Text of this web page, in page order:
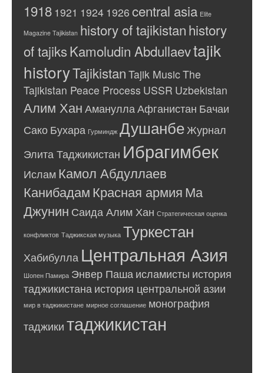
1918 1921 1924 1926 central asia Elite
Magazine Tajikistan history of tajikistanhistory
of tajiksKamoludin Abdullaevtajik
historyTajikistan Tajik MusicThe
Tajikistan Peace Process USSR Uzbekistan
Алим Хан Аманулла Афганистан Бачаи
Сако Бухара Гурминдж Душанбе Журнал
Элита Таджикистан Ибрагимбек
Ислам Камол Абдуллаев
КанибадамКрасная армияМа
Джунин Саида Алим Хан Стратегическая оценка
конфликтов Таджикская музыка Туркестан
Хабибулла Центральная Азия
Шопен Памира Энвер Паша исламисты история
таджикистана история центральной азии
мир в таджикистане мирное соглашение монография
таджики таджикистан